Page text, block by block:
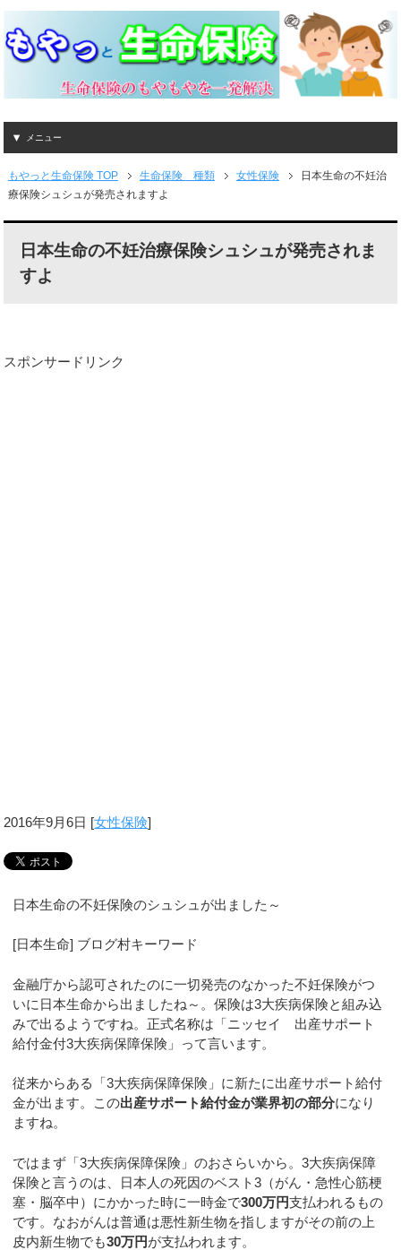
メニュー
もやっと生命保険 TOP 生命保険 種類 女性保険
日本生命の不妊治
療保険シュシュが発売されますよ
日本生命の不妊治療保険シュシュが発売されま
すよ
スポンサードリンク
2016年9月6日 [女性保険]
日本生命の不妊保険のシュシュが出ました～
[日本生命] ブログ村キーワード
金融庁から認可されたのに一切発売のなかった不妊保険がつ
いに日本生命から出ましたね～。保険は3大疾病保険と組み込
みで出るようですね。正式名称は「ニッセイ 出産サポート
給付金付3大疾病保障保険」って言います。
従来からある「3大疾病保障保険」に新たに出産サポート給付
金が出ます。この出産サポート給付金が業界初の部分になり
ますね。
ではまず「3大疾病保障保険」のおさらいから。3大疾病保障
保険と言うのは、日本人の死因のベスト3（がん・急性心筋梗
塞・脳卒中）にかかった時に一時金で300万円支払われるもの
です。なおがんは普通は悪性新生物を指しますがその前の上
皮内新生物でも30万円が支払われます。